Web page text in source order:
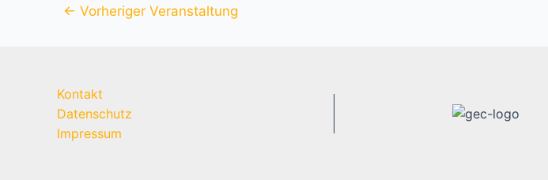
Beitragsnavigation
← Vorheriger Veranstaltung
Kontakt
Datenschutz
Impressum